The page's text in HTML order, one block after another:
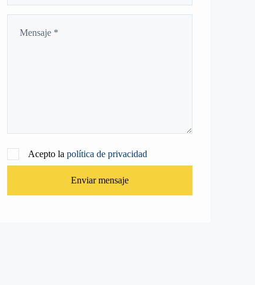
Acepto la política de privacidad
Enviar mensaje